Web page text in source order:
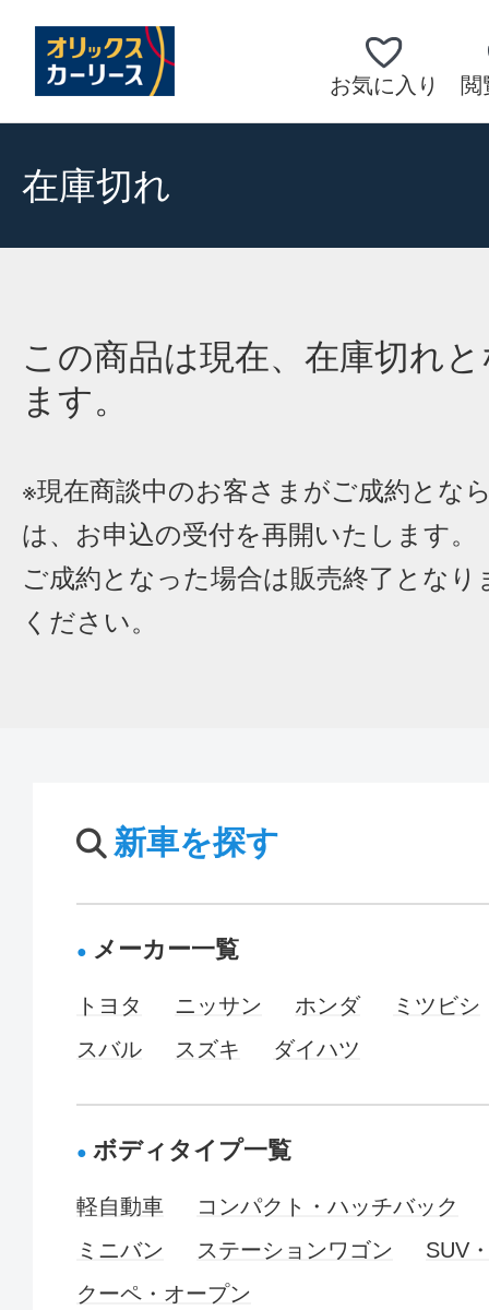
お気に入り 閲
在庫切れ
この商品は現在、在庫切れ
ます。
※現在商談中のお客さまがご成約とな
は、お申込の受付を再開いたします。
ご成約となった場合は販売終了となり
ください。
新車を探す
メーカー一覧
トヨタ ニッサン ホンダ
ミツビシ
スバル
スズキ ダイハツ
ボディタイプ一覧
軽自動車
コンパクト・ハッチバック
ミニバン
ステーションワゴン
SUV
クーペ・オープン